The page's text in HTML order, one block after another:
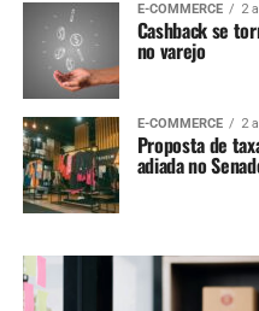
E-COMMERCE 2
Cashback se
no varejo
E-COMMERCE 2
Proposta de
adiada no